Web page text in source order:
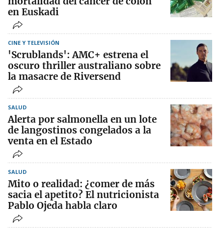
en Euskadi
CINE Y TELEVISIÓN
'Scrublands': AMC+ estrena el
oscuro thriller australiano sobre
la masacre de Riversend
SALUD
Alerta por salmonella en un lote
de langostinos congelados a la
venta en el Estado
SALUD
Mito o realidad: ¿comer de más
sacia el apetito? El nutricionista
Pablo Ojeda habla claro